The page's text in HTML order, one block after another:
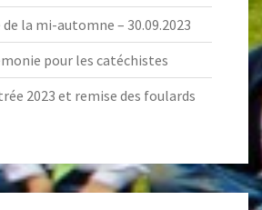
la mi-automne – 30.09.2023
pour les catéchistes
2023 et remise des foulards